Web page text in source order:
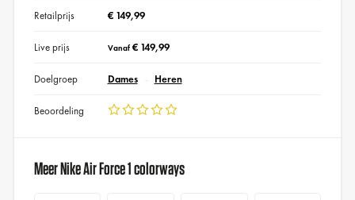
Retailprijs € 149,99
Live prijs Vanaf€ 149,99
Doelgroep Dames Heren
Beoordeling
Meer Nike Air Force 1 colorways